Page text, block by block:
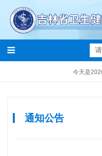
今天是
通知公告